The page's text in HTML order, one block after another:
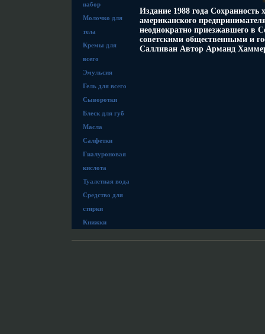
набор
Молочко для
тела
Кремы для
всего
Эмульсия
Гель для всего
Сыворотки
Блеск для губ
Масла
Салфетки
Гиалуроновая
кислота
Туалетная вода
Средство для
стирки
Книжки
Издание 1988 года Сохранность
американского
неоднократно приезжавшего в
советскими общественными и
Салливан Автор Арманд